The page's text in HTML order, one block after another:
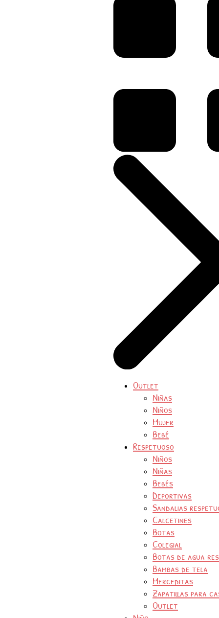
Outlet
Niñas
Niños
Mujer
Bebé
Respetuoso
Niños
Niñas
Bebés
Deportivas
Sandalias
Calcetines
Botas
Colegial
Botas de agua
Bambas de tela
Merceditas
Zapatillas para
Outlet